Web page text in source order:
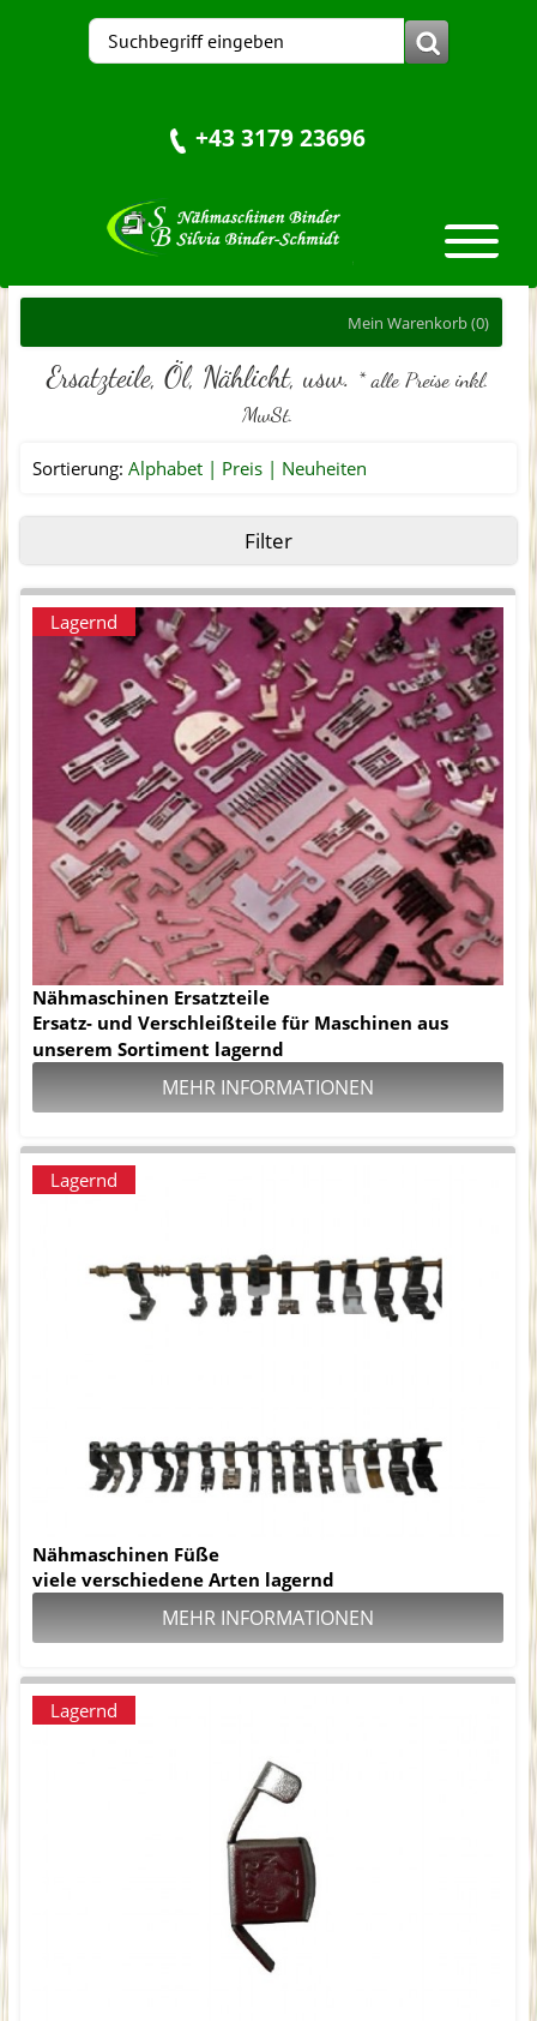
+43 3179 23696
Mein Warenkorb(0)
Ersatzteile, Öl, Nählicht, usw. * alle Preise inkl.
MwSt.
Sortierung: Alphabet Preis Neuheiten
Filter
Lagernd
Nähmaschinen Ersatzteile
Ersatz- und Verschleißteile für Maschinen aus
unserem Sortiment lagernd
MEHR INFORMATIONEN
Lagernd
Nähmaschinen Füße
viele verschiedene Arten lagernd
MEHR INFORMATIONEN
Lagernd